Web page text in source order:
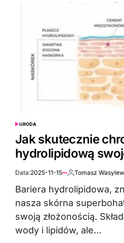
POSTED
URODA
Jak skutecznie
hydrolipidową
Data:2025-11-15 Autor:
Tomasz
Bariera hydrolipidowa,
nasza skórna
swoją złożonością.
wody i lipidów, ale…